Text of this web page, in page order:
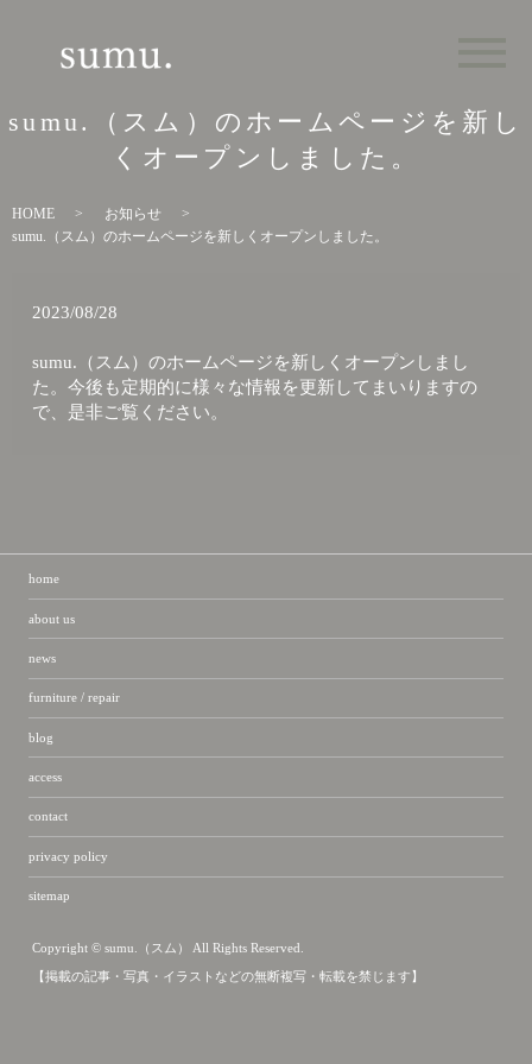
sumu.（スム）のホームページを新し
くオープンしました。
HOME
お知らせ
sumu.（スム）のホームページを新しくオープンしました。
2023/08/28
sumu.（スム）のホームページを新しくオープンしまし
た。今後も定期的に様々な情報を更新してまいりますの
で、是非ご覧ください。
home
about us
news
furniture / repair
blog
access
contact
privacy policy
sitemap
Copyright © sumu.（スム） All Rights Reserved.
【掲載の記事・写真・イラストなどの無断複写・転載を禁じます】